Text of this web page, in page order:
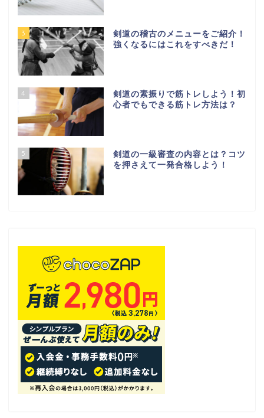
3
剣道の稽古のメニューをご紹介！
強くなるにはこれをすべきだ！
4
剣道の素振りで筋トレしよう！初
心者でもできる筋トレ方法は？
5
剣道の一級審査の内容とは？コツ
を押さえて一発合格しよう！